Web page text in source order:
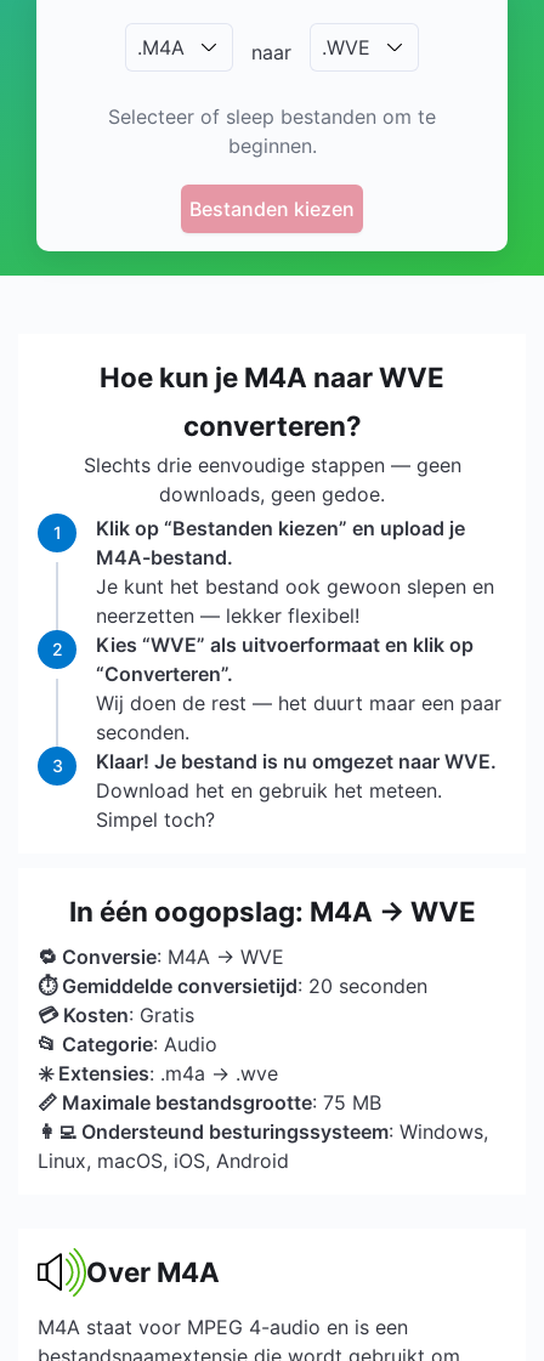
.M4A naar .WVE
Selecteer of sleep bestanden om te
beginnen.
Bestanden kiezen
Hoe kun je M4A naar WVE
converteren?
Slechts drie eenvoudige stappen — geen
downloads, geen gedoe.
1
Klik op “Bestanden kiezen” en upload je
M4A-bestand.
Je kunt het bestand ook gewoon slepen en
neerzetten — lekker flexibel!
2
Kies “WVE” als uitvoerformaat en klik op
“Converteren”.
Wij doen de rest — het duurt maar een paar
seconden.
3
Klaar! Je bestand is nu omgezet naar WVE.
Download het en gebruik het meteen.
Simpel toch?
In één oogopslag: M4A → WVE
🔁 Conversie: M4A → WVE
⏱ Gemiddelde conversietijd: 20 seconden
💳 Kosten: Gratis
📂 Categorie: Audio
✳️ Extensies: .m4a → .wve
📏 Maximale bestandsgrootte: 75 MB
👩‍💻 Ondersteund besturingssysteem: Windows,
Linux, macOS, iOS, Android
Over M4A
M4A staat voor MPEG 4-audio en is een
bestandsnaamextensie die wordt gebruikt om